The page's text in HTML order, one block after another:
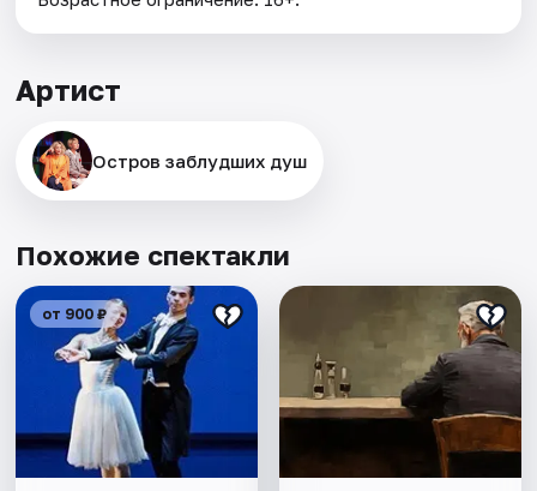
Артист
Остров заблудших душ
Похожие спектакли
от 900 ₽